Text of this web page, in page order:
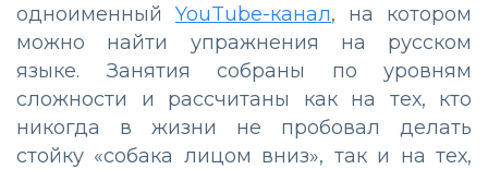
одноименный YouTube-канал, на котором
можно найти упражнения на русском
языке. Занятия собраны по уровням
сложности и рассчитаны как на тех, кто
никогда в жизни не пробовал делать
стойку «собака лицом вниз», так и на тех,